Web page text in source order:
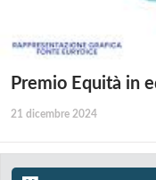
Premio Equità in
21 dicembre 2024